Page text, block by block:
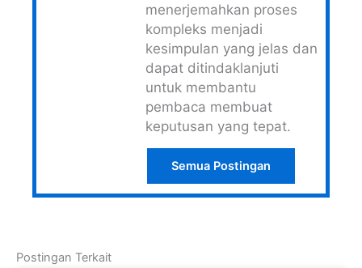
menerjemahkan proses
kompleks menjadi
kesimpulan yang jelas dan
dapat ditindaklanjuti
untuk membantu
pembaca membuat
keputusan yang tepat.
Semua Postingan
Postingan Terkait